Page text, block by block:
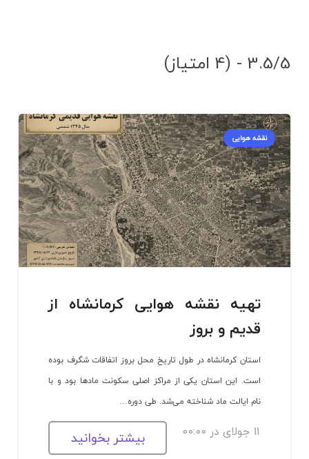
3.5/5 - (4 امتیاز)
نقشه هوایی
تهیه نقشه هوایی کرمانشاه از
قدیم و بروز
استان کرمانشاه در طول تاریخ محل بروز اتفاقات شگرف بوده
است. این استان یکی از مراکز اصلی سکونت مادها بود و با
نام ایالت ماد شناخته می‌شد. طی دوره…
11 جولای در 00:00 بیشتر بخوانید